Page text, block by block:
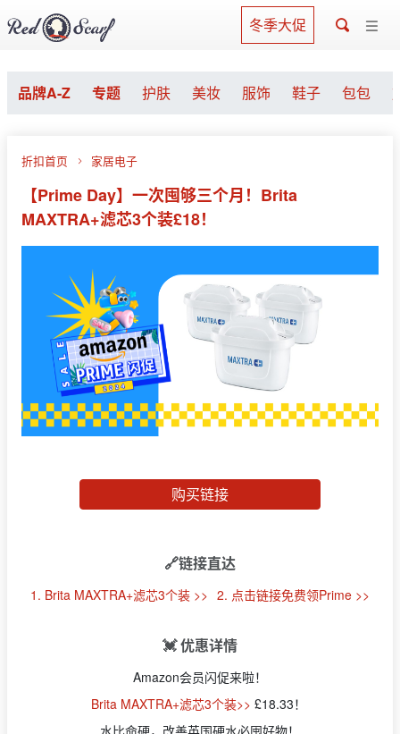
冬季大促
品牌A-Z 专题 护肤 美妆 服饰 鞋子 包包
折扣首页 家居电子
【Prime Day】一次囤够三个月！Brita
MAXTRA+滤芯3个装£18！
购买链接
🔗链接直达
1. Brita MAXTRA+滤芯3个装 >> 2. 点击链接免费领Prime >>
💓 优惠详情
Amazon会员闪促来啦！
Brita MAXTRA+滤芯3个装>> £18.33！